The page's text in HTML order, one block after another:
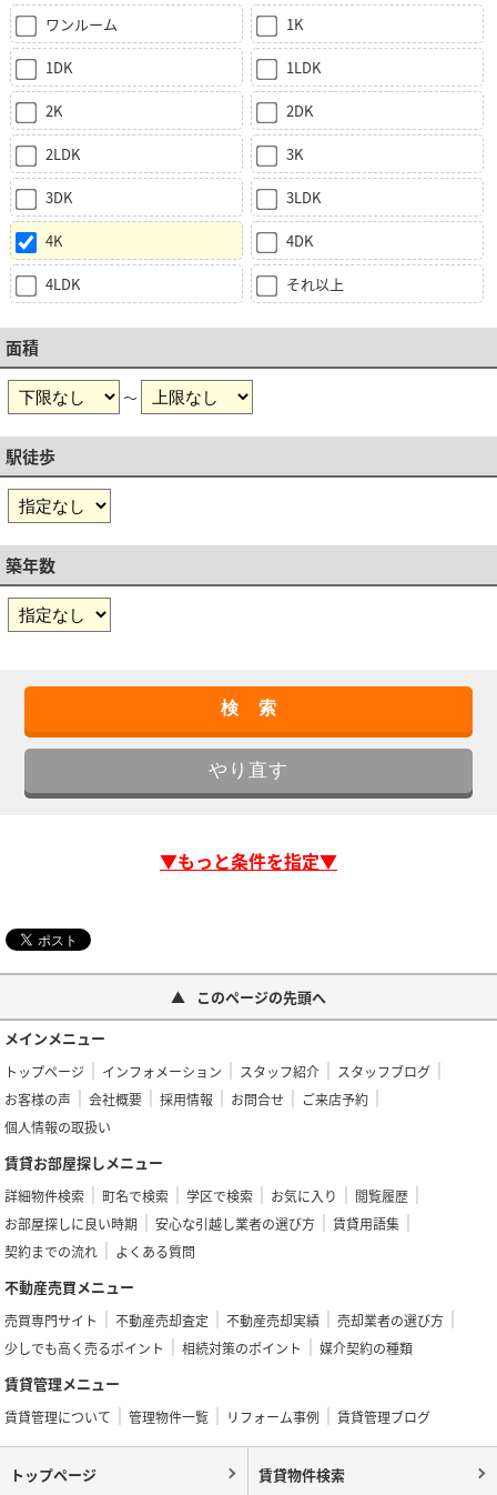
ワンルーム 1K
1DK 1LDK
2K 2DK
2LDK 3K
3DK 3LDK
4K 4DK
4LDK それ以上
面積
～
駅徒歩
築年数
▼もっと条件を指定▼
このページの先頭へ
メインメニュー
トップページ インフォメーション スタッフ紹介
スタッフブログ
お客様の声
会社概要 採用情報 お問合せ
ご来店予約
個人情報の取扱い
賃貸お部屋探しメニュー
詳細物件検索 町名で検索 学区で検索 お気に入り
閲覧履歴
お部屋探しに良い時期
安心な引越し業者の選び方
賃貸用語集
契約までの流れ
よくある質問
不動産売買メニュー
売買専門サイト 不動産売却査定 不動産売却実績
売却業者の選び方
少しでも高く売るポイント
相続対策のポイント 媒介契約の種類
賃貸管理メニュー
賃貸管理について 管理物件一覧 リフォーム事例 賃貸管理ブログ
トップページ 賃貸物件検索